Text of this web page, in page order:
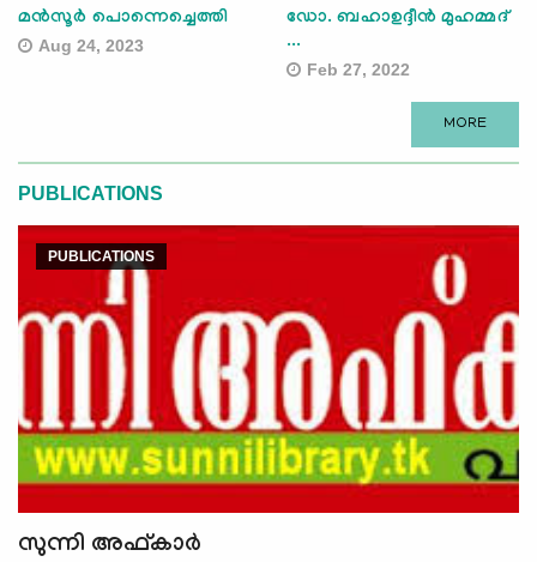
മൻസൂർ പൊന്നെച്ചെത്തി
Aug 24, 2023
ഡോ. ബഹാഉദ്ദീന്‍ മുഹമ്മദ്
...
Feb 27, 2022
MORE
PUBLICATIONS
PUBLICATIONS
സുന്നി അഫ്കാര്‍